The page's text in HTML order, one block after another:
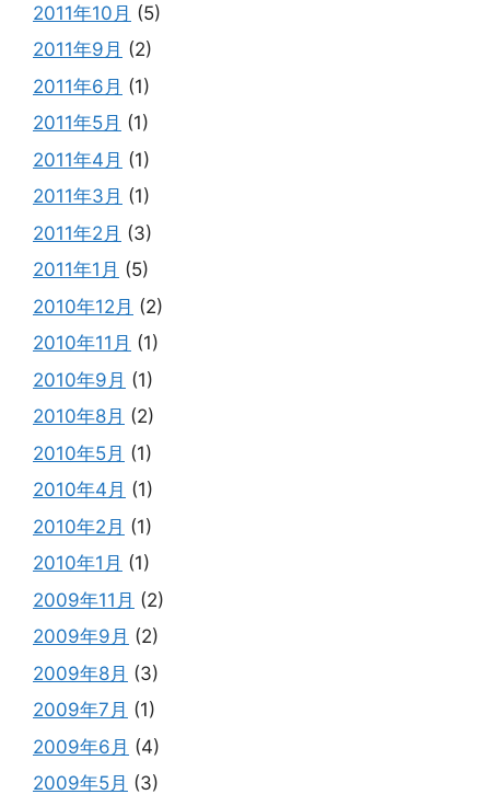
2011年10月 (5)
2011年9月 (2)
2011年6月 (1)
2011年5月 (1)
2011年4月 (1)
2011年3月 (1)
2011年2月 (3)
2011年1月 (5)
2010年12月 (2)
2010年11月 (1)
2010年9月 (1)
2010年8月 (2)
2010年5月 (1)
2010年4月 (1)
2010年2月 (1)
2010年1月 (1)
2009年11月 (2)
2009年9月 (2)
2009年8月 (3)
2009年7月 (1)
2009年6月 (4)
2009年5月 (3)